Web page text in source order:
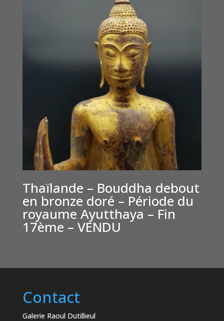
Thaïlande – Bouddha debout
en bronze doré – Période du
royaume Ayutthaya – Fin
17ème – VENDU
Contact
Galerie Raoul Dutillieul